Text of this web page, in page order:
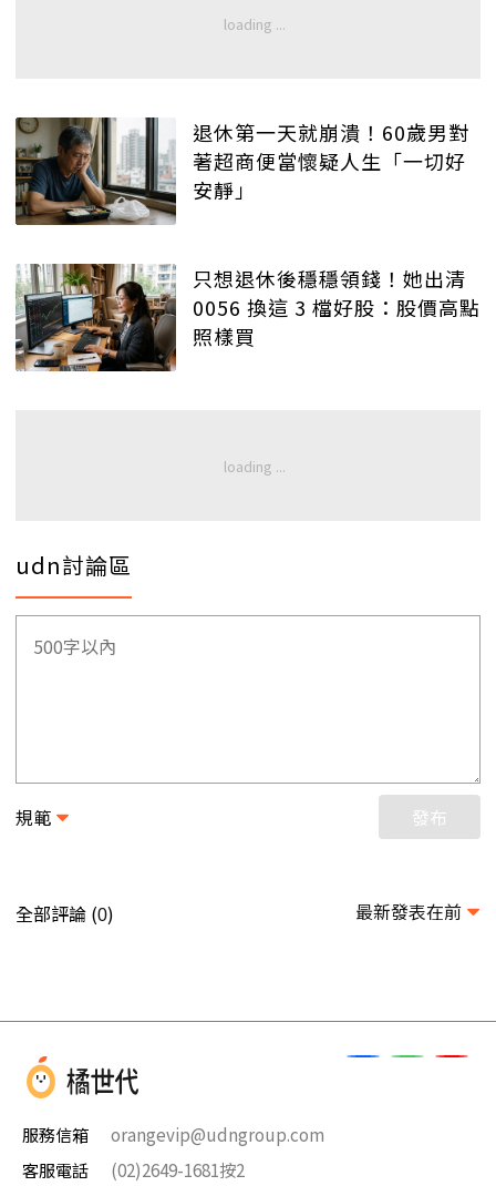
退休第一天就崩潰！60歲男對
著超商便當懷疑人生「一切好
安靜」
只想退休後穩穩領錢！她出清
0056 換這 3 檔好股：股價高點
照樣買
udn討論區
規範 發布
全部評論 (0) 最新發表在前
服務信箱
orangevip@udngroup.com
客服電話
(02)2649-1681按2